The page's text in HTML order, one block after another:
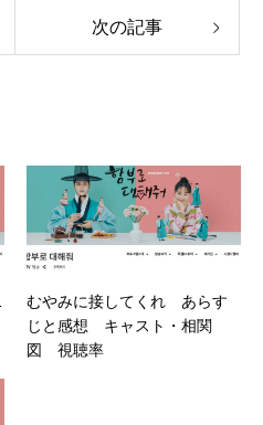
次の記事
むやみに接してくれ あらす
じと感想 キャスト・相関
図 視聴率